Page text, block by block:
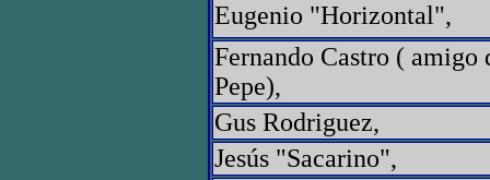
Eugenio "Horizontal",
Fernando Castro ( amigo
Pepe),
Gus Rodriguez,
Jesús "Sacarino",